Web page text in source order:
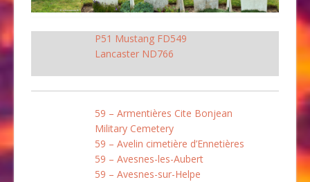
P51 Mustang FD549
Lancaster ND766
59 – Armentières Cite Bonjean
Military Cemetery
59 – Avelin cimetière d’Ennetières
59 – Avesnes-les-Aubert
59 – Avesnes-sur-Helpe